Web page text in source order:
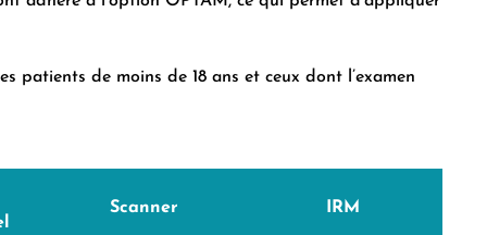
patients de moins de 18 ans et ceux dont l’examen
Scanner IRM